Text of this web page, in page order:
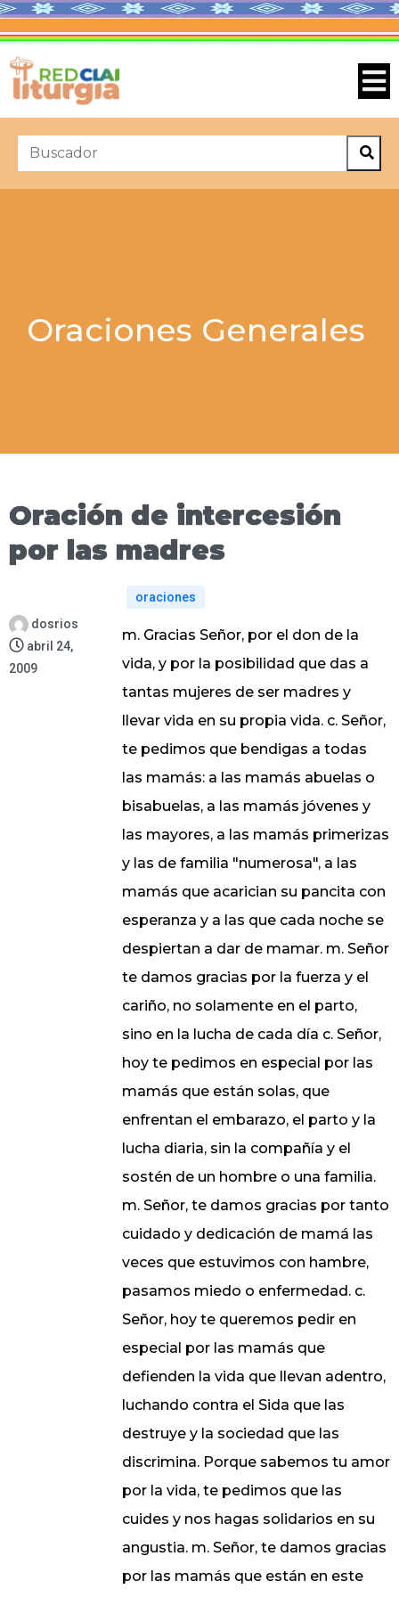
Oraciones Generales
Oración de intercesión
por las madres
dosrios
abril 24,
2009
oraciones
m. Gracias Señor, por el don de la
vida, y por la posibilidad que das a
tantas mujeres de ser madres y
llevar vida en su propia vida. c. Señor,
te pedimos que bendigas a todas
las mamás: a las mamás abuelas o
bisabuelas, a las mamás jóvenes y
las mayores, a las mamás primerizas
y las de familia "numerosa", a las
mamás que acarician su pancita con
esperanza y a las que cada noche se
despiertan a dar de mamar. m. Señor
te damos gracias por la fuerza y el
cariño, no solamente en el parto,
sino en la lucha de cada día c. Señor,
hoy te pedimos en especial por las
mamás que están solas, que
enfrentan el embarazo, el parto y la
lucha diaria, sin la compañía y el
sostén de un hombre o una familia.
m. Señor, te damos gracias por tanto
cuidado y dedicación de mamá las
veces que estuvimos con hambre,
pasamos miedo o enfermedad. c.
Señor, hoy te queremos pedir en
especial por las mamás que
defienden la vida que llevan adentro,
luchando contra el Sida que las
destruye y la sociedad que las
discrimina. Porque sabemos tu amor
por la vida, te pedimos que las
cuides y nos hagas solidarios en su
angustia. m. Señor, te damos gracias
por las mamás que están en este